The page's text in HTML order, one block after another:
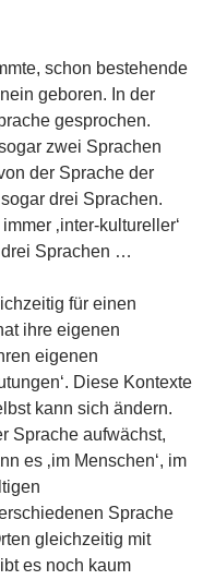
schon bestehende
geboren. In der
gesprochen.
zwei Sprachen
der Sprache der
drei Sprachen.
‚inter-kultureller‘
Sprachen …
für einen
ihre eigenen
eigenen
Diese Kontexte
kann sich ändern.
Sprache aufwächst,
es ‚im Menschen‘, im
Sprache
gleichzeitig mit
es noch kaum